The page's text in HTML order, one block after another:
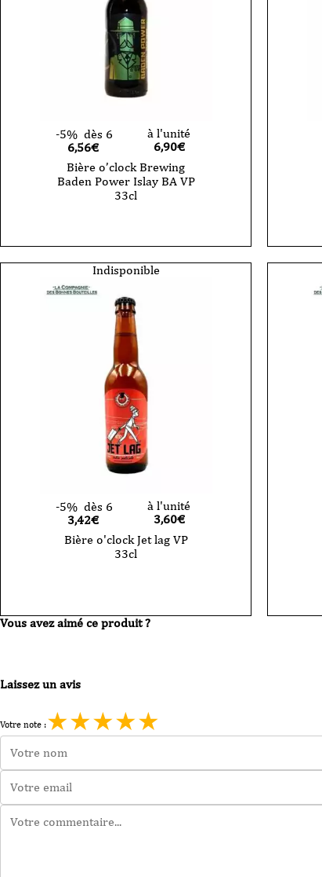
-5% dès 6
6,56€
à l'unité
6,90€
Bière o’clock Brewing
Baden Power Islay BA VP
33cl
Indisponible
-5% dès 6
3,42€
à l'unité
3,60€
Bière o'clock Jet lag VP
33cl
Vous avez aimé ce produit ?
Laissez un avis
Votre note :★★★★★